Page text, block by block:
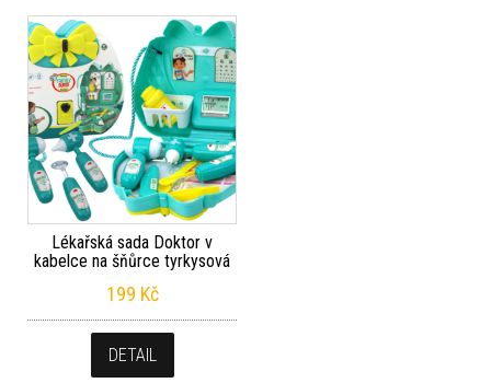
Lékařská sada Doktor v
kabelce na šňůrce tyrkysová
199 Kč
DETAIL